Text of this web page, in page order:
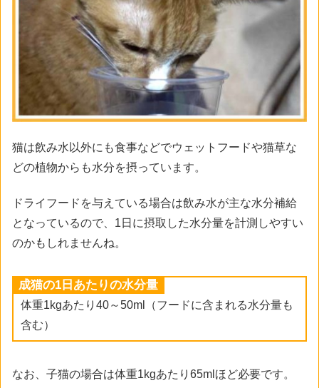
猫は飲み水以外にも食事などでウェットフードや猫草な
どの植物からも水分を摂っています。
ドライフードを与えている場合は飲み水が主な水分補給
となっているので、1日に摂取した水分量を計測しやすい
のかもしれませんね。
成猫の1日あたりの水分量
体重1kgあたり40～50ml（フードに含まれる水分量も
含む）
なお、子猫の場合は体重1kgあたり65mlほど必要です。